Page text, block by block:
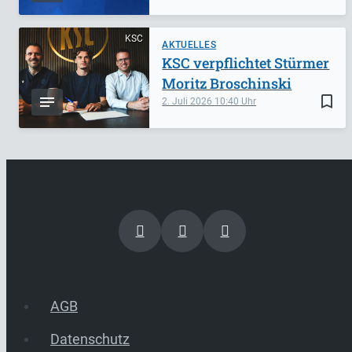
KSC
AKTUELLES
bookmark_border
2. Juli 2026 10:40
KSC verpflichtet Stürmer
Moritz Broschinski
AGB
Datenschutz